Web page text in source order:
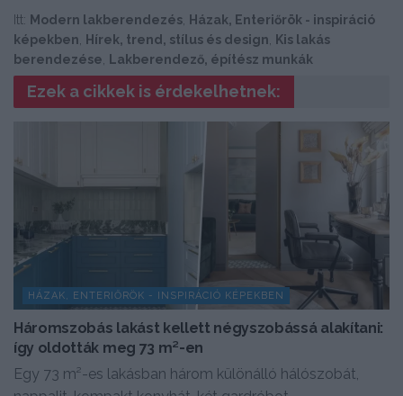
Itt: Modern lakberendezés, Házak, Enteriőrök - inspiráció
képekben, Hírek, trend, stílus és design, Kis lakás
berendezése, Lakberendező, építész munkák
Ezek a cikkek is érdekelhetnek:
HÁZAK, ENTERIŐRÖK - INSPIRÁCIÓ KÉPEKBEN
Háromszobás lakást kellett négyszobássá alakítani:
így oldották meg 73 m²-en
Egy 73 m²-es lakásban három különálló hálószobát,